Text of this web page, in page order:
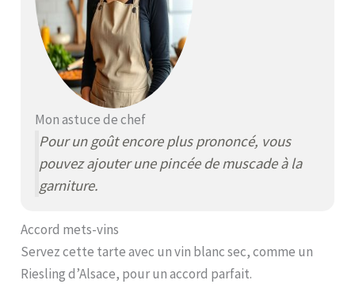
Mon astuce de chef
Pour un goût encore plus prononcé, vous
pouvez ajouter une pincée de muscade à la
garniture.
Accord mets-vins
Servez cette tarte avec un vin blanc sec, comme un
Riesling d’Alsace, pour un accord parfait.